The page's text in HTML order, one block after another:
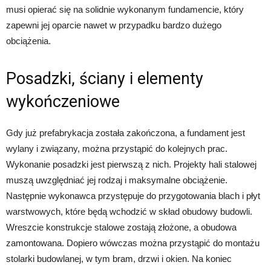
musi opierać się na solidnie wykonanym fundamencie, który
zapewni jej oparcie nawet w przypadku bardzo dużego
obciążenia.
Posadzki, ściany i elementy
wykończeniowe
Gdy już prefabrykacja została zakończona, a fundament jest
wylany i związany, można przystąpić do kolejnych prac.
Wykonanie posadzki jest pierwszą z nich. Projekty hali stalowej
muszą uwzględniać jej rodzaj i maksymalne obciążenie.
Następnie wykonawca przystępuje do przygotowania blach i płyt
warstwowych, które będą wchodzić w skład obudowy budowli.
Wreszcie konstrukcje stalowe zostają złożone, a obudowa
zamontowana. Dopiero wówczas można przystąpić do montażu
stolarki budowlanej, w tym bram, drzwi i okien. Na koniec